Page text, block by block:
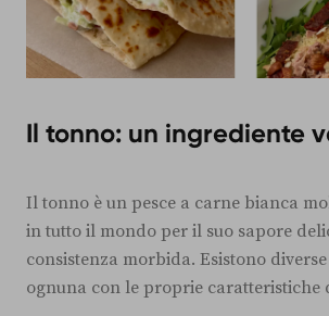
Il tonno: un ingrediente
Il tonno è un pesce a carne bianca
in tutto il mondo per il suo sapore
consistenza morbida. Esistono
ognuna con le proprie caratteristiche